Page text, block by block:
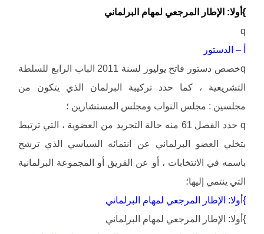
}أولا: الإطار المرجعي لمهام البرلماني
q
أ – الدستور
qخصص دستور فاتح يوليوز لسنة 2011 الباب الرابع للسلطة
التشريعية ، كما حدد تركيبة البرلمان الذي يتكون من
مجلسين : مجلس النواب ومجلس المستشارين ؛
q حدد الفصل 61 منه حالة التجريد من العضوية ، التي ترتبط
بتخلي العضو البرلماني عن انتمائه السياسي الذي ترشح
باسمه في الانتخابات ، أو عن الفريق أو المجموعة البرلمانية
التي ينتمي إليها؛
}أولا: الإطار المرجعي لمهام البرلماني
}أولا: الإطار المرجعي لمهام البرلماني